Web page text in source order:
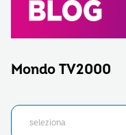
Mondo TV2000